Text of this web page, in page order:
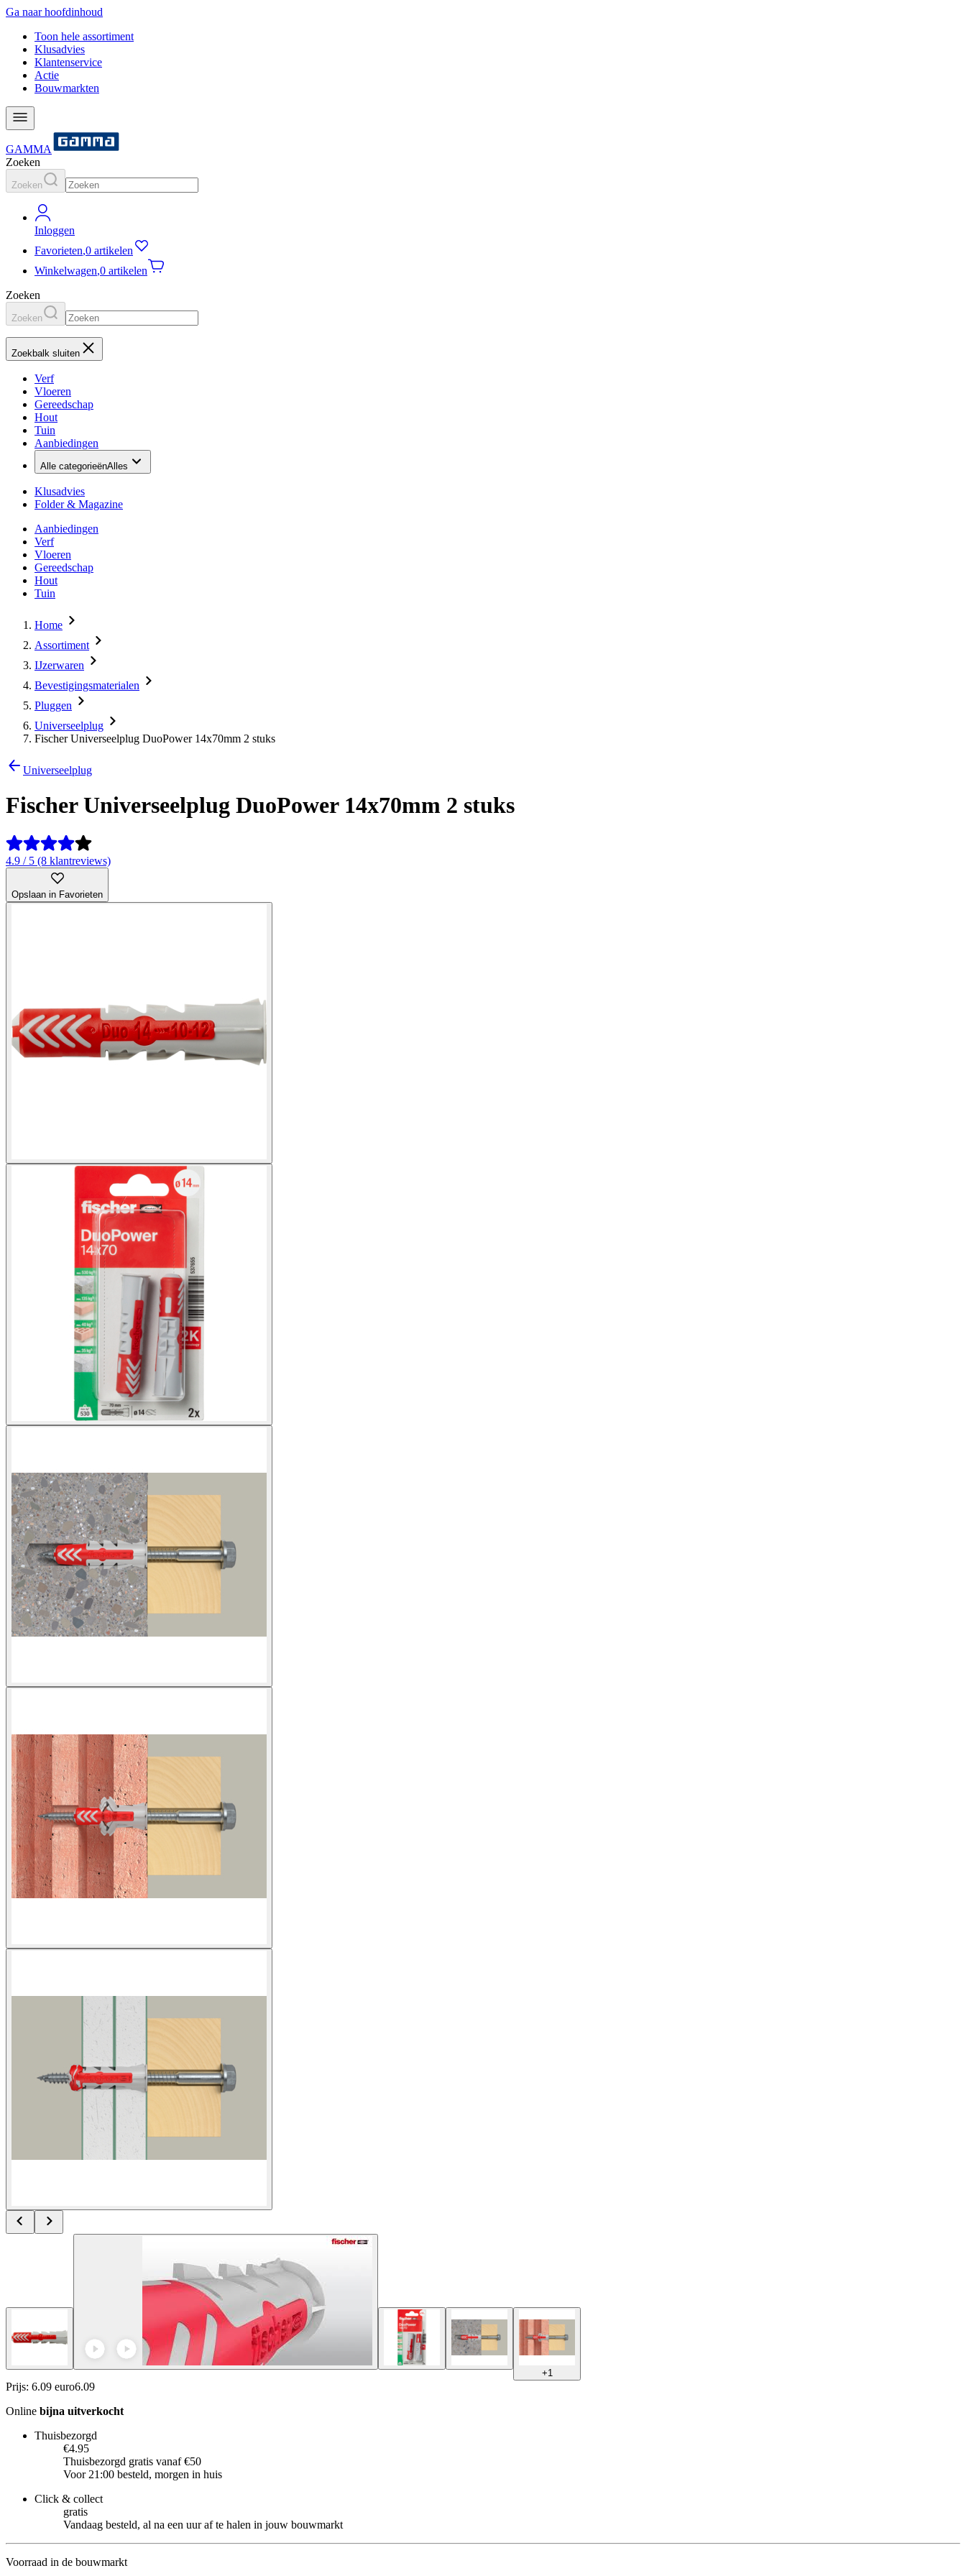
Ga naar hoofdinhoud
Toon hele assortiment
Klusadvies
Klantenservice
Actie
Bouwmarkten
GAMMA
Zoeken
Zoeken
Inloggen
Favorieten,0 artikelen
Winkelwagen,0 artikelen
Zoeken
Zoeken
Zoekbalk sluiten
Verf
Vloeren
Gereedschap
Hout
Tuin
Aanbiedingen
Alle categorieënAlles
Klusadvies
Folder & Magazine
Aanbiedingen
Verf
Vloeren
Gereedschap
Hout
Tuin
Home
Assortiment
IJzerwaren
Bevestigingsmaterialen
Pluggen
Universeelplug
Fischer Universeelplug DuoPower 14x70mm 2 stuks
Universeelplug
Fischer Universeelplug DuoPower 14x70mm 2 stuks
4.9 / 5 (8 klantreviews)
Opslaan in Favorieten
+1
Prijs: 6.09 euro6.09
Online bijna uitverkocht
Thuisbezorgd
€4.95
Thuisbezorgd gratis vanaf €50
Voor 21:00 besteld, morgen in huis
Click & collect
gratis
Vandaag besteld, al na een uur af te halen in jouw bouwmarkt
Voorraad in de bouwmarkt